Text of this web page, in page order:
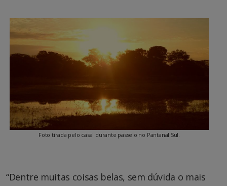
Foto tirada pelo casal durante passeio no Pantanal Sul.
“Dentre muitas coisas belas, sem dúvida o mais